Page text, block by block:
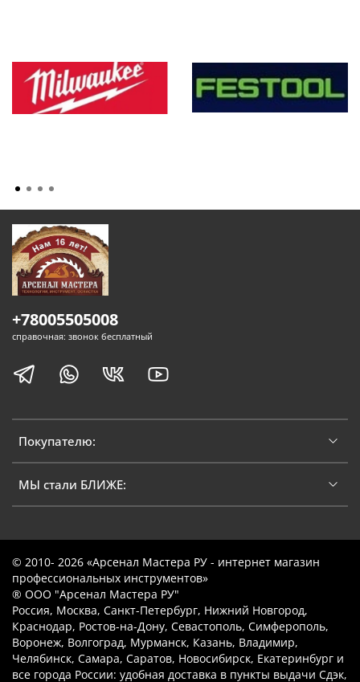
Покупателю:
МЫ стали БЛИЖЕ:
+78005505008
справочная: звонок бесплатный
© 2010- 2026 «Арсенал Мастера РУ - интернет магазин
профессиональных инструментов»
® ООО "Арсенал Мастера РУ"
Россия, Москва, Санкт-Петербург, Нижний Новгород,
Краснодар, Ростов-на-Дону, Севастополь, Симферополь,
Воронеж, Волгоград, Мурманск, Казань, Владимир,
Челябинск, Самара, Саратов, Новосибирск, Екатеринбург и
все города России: удобная доставка в пункты выдачи Сдэк,